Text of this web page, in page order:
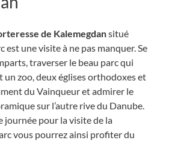
de Kalemegdansitué
est une visite à ne pas manquer. Se
traverser le beau parc qui
un zoo, deux églises orthodoxes et
du Vainqueur et admirer le
sur l’autre rive du Danube.
journée pour la visite de la
vous pourrez ainsi profiter du